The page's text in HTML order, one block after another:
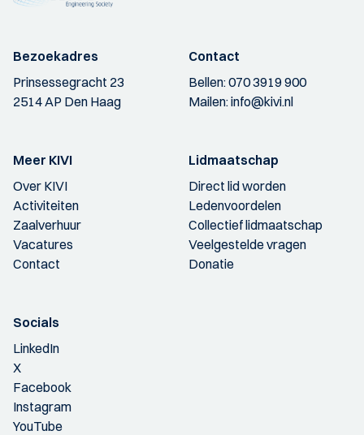
Bezoekadres
Prinsessegracht 23
2514 AP Den Haag
Contact
Bellen:070 3919 900
Mailen:info@kivi.nl
Meer KIVI
Over KIVI
Activiteiten
Zaalverhuur
Vacatures
Contact
Lidmaatschap
Direct lid worden
Ledenvoordelen
Collectief lidmaatschap
Veelgestelde vragen
Donatie
Socials
LinkedIn
X
Facebook
Instagram
YouTube